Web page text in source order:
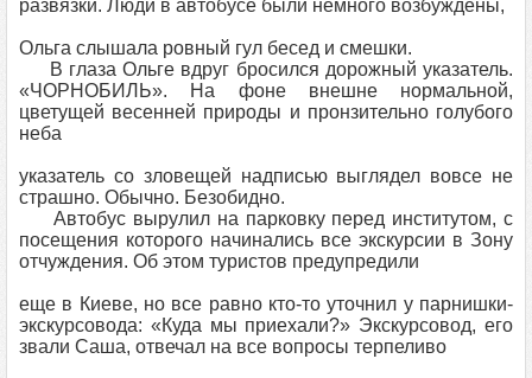
развязки. Люди в автобусе были немного возбуждены,
Ольга слышала ровный гул бесед и смешки.
В глаза Ольге вдруг бросился дорожный указатель.
«ЧОРНОБИЛЬ». На фоне внешне нормальной,
цветущей весенней природы и пронзительно голубого
неба
указатель со зловещей надписью выглядел вовсе не
страшно. Обычно. Безобидно.
Автобус вырулил на парковку перед институтом, с
посещения которого начинались все экскурсии в Зону
отчуждения. Об этом туристов предупредили
еще в Киеве, но все равно кто-то уточнил у парнишки-
экскурсовода: «Куда мы приехали?» Экскурсовод, его
звали Саша, отвечал на все вопросы терпеливо